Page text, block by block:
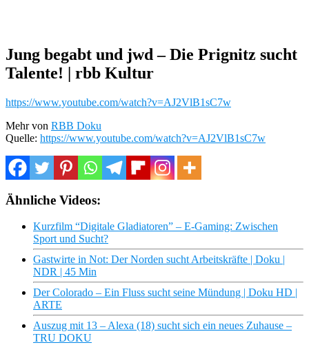
Jung begabt und jwd – Die Prignitz sucht
Talente! | rbb Kultur
https://www.youtube.com/watch?v=AJ2VlB1sC7w
Mehr von RBB Doku
Quelle: https://www.youtube.com/watch?v=AJ2VlB1sC7w
Ähnliche Videos:
Kurzfilm “Digitale Gladiatoren” – E-Gaming: Zwischen
Sport und Sucht?
Gastwirte in Not: Der Norden sucht Arbeitskräfte | Doku |
NDR | 45 Min
Der Colorado – Ein Fluss sucht seine Mündung | Doku HD |
ARTE
Auszug mit 13 – Alexa (18) sucht sich ein neues Zuhause –
TRU DOKU